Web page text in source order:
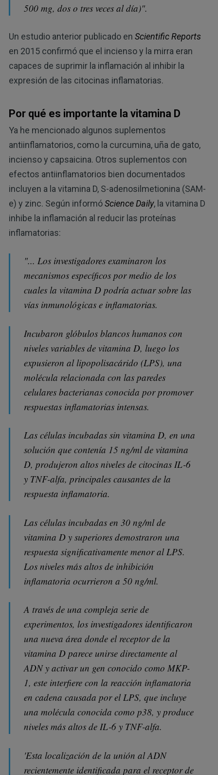
500 mg, dos o tres veces al día)".
Un estudio anterior publicado en Scientific Reports
en 2015 confirmó que el incienso y la mirra eran
capaces de suprimir la inflamación al inhibir la
expresión de las citocinas inflamatorias.
Por qué es importante la vitamina D
Ya he mencionado algunos suplementos
antiinflamatorios, como la curcumina, uña de gato,
incienso y capsaicina. Otros suplementos con
efectos antiinflamatorios bien documentados
incluyen a la vitamina D, S-adenosilmetionina (SAM-
e) y zinc. Según informóScience Daily, la vitamina D
inhibe la inflamación al reducir las proteínas
inflamatorias:
"... Los investigadores examinaron los
mecanismos específicos por medio de los
cuales la vitamina D podría actuar sobre las
vías inmunológicas e inflamatorias.
Incubaron glóbulos blancos humanos con
niveles variables de vitamina D, luego los
expusieron al lipopolisacárido (LPS), una
molécula relacionada con las paredes
celulares bacterianas conocida por promover
respuestas inflamatorias intensas.
Las células incubadas sin vitamina D, en una
solución que contenía 15 ng/ml de vitamina
D, produjeron altos niveles de citocinas IL-6
y TNF-alfa, principales causantes de la
respuesta inflamatoria.
Las células incubadas en 30 ng/ml de
vitamina D y superiores demostraron una
respuesta significativamente menor al LPS.
Los niveles más altos de inhibición
inflamatoria ocurrieron a 50 ng/ml.
A través de una compleja serie de
experimentos, los investigadores identificaron
una nueva área donde el receptor de la
vitamina D parece unirse directamente al
ADN y activar un gen conocido como MKP-
1, este interfiere con la reacción inflamatoria
en cadena causada por el LPS, que incluye
una molécula conocida como p38, y produce
niveles más altos de IL-6 y TNF-alfa.
'Esta localización de la unión al ADN
recientemente identificada para el receptor de